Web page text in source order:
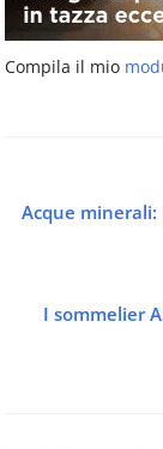
Compila il mio
Acque
I sommelier